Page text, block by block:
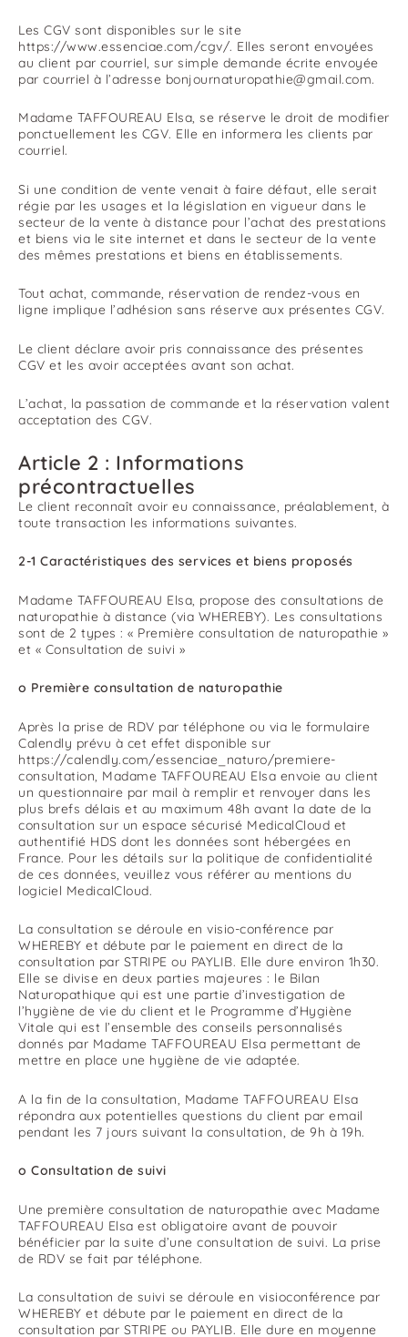
Les CGV sont disponibles sur le site
https://www.essenciae.com/cgv/. Elles seront envoyées
au client par courriel, sur simple demande écrite envoyée
par courriel à l’adresse bonjournaturopathie@gmail.com.
Madame TAFFOUREAU Elsa, se réserve le droit de modifier
ponctuellement les CGV. Elle en informera les clients par
courriel.
Si une condition de vente venait à faire défaut, elle serait
régie par les usages et la législation en vigueur dans le
secteur de la vente à distance pour l’achat des prestations
et biens via le site internet et dans le secteur de la vente
des mêmes prestations et biens en établissements.
Tout achat, commande, réservation de rendez-vous en
ligne implique l’adhésion sans réserve aux présentes CGV.
Le client déclare avoir pris connaissance des présentes
CGV et les avoir acceptées avant son achat.
L’achat, la passation de commande et la réservation valent
acceptation des CGV.
Article 2 : Informations
précontractuelles
Le client reconnaît avoir eu connaissance, préalablement, à
toute transaction les informations suivantes.
2-1 Caractéristiques des services et biens proposés
Madame TAFFOUREAU Elsa, propose des consultations de
naturopathie à distance (via WHEREBY). Les consultations
sont de 2 types : « Première consultation de naturopathie »
et « Consultation de suivi »
o Première consultation de naturopathie
Après la prise de RDV par téléphone ou via le formulaire
Calendly prévu à cet effet disponible sur
https://calendly.com/essenciae_naturo/premiere-
consultation, Madame TAFFOUREAU Elsa envoie au client
un questionnaire par mail à remplir et renvoyer dans les
plus brefs délais et au maximum 48h avant la date de la
consultation sur un espace sécurisé MedicalCloud et
authentifié HDS dont les données sont hébergées en
France. Pour les détails sur la politique de confidentialité
de ces données, veuillez vous référer au mentions du
logiciel MedicalCloud.
La consultation se déroule en visio-conférence par
WHEREBY et débute par le paiement en direct de la
consultation par STRIPE ou PAYLIB. Elle dure environ 1h30.
Elle se divise en deux parties majeures : le Bilan
Naturopathique qui est une partie d’investigation de
l’hygiène de vie du client et le Programme d’Hygiène
Vitale qui est l’ensemble des conseils personnalisés
donnés par Madame TAFFOUREAU Elsa permettant de
mettre en place une hygiène de vie adaptée.
A la fin de la consultation, Madame TAFFOUREAU Elsa
répondra aux potentielles questions du client par email
pendant les 7 jours suivant la consultation, de 9h à 19h.
o Consultation de suivi
Une première consultation de naturopathie avec Madame
TAFFOUREAU Elsa est obligatoire avant de pouvoir
bénéficier par la suite d’une consultation de suivi. La prise
de RDV se fait par téléphone.
La consultation de suivi se déroule en visioconférence par
WHEREBY et débute par le paiement en direct de la
consultation par STRIPE ou PAYLIB. Elle dure en moyenne